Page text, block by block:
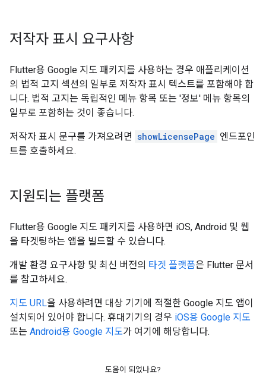
저작자 표시 요구사항
Flutter용 Google 지도 패키지를 사용하는 경우 애플리케이션
의 법적 고지 섹션의 일부로 저작자 표시 텍스트를 포함해야 합
니다. 법적 고지는 독립적인 메뉴 항목 또는 '정보' 메뉴 항목의
일부로 포함하는 것이 좋습니다.
저작자 표시 문구를 가져오려면 showLicensePage 엔드포인
트를 호출하세요.
지원되는 플랫폼
Flutter용 Google 지도 패키지를 사용하면 iOS, Android 및 웹
을 타겟팅하는 앱을 빌드할 수 있습니다.
개발 환경 요구사항 및 최신 버전의 타겟 플랫폼은 Flutter 문서
를 참고하세요.
지도 URL을 사용하려면 대상 기기에 적절한 Google 지도 앱이
설치되어 있어야 합니다. 휴대기기의 경우 iOS용 Google 지도
또는 Android용 Google 지도가 여기에 해당합니다.
도움이 되었나요?